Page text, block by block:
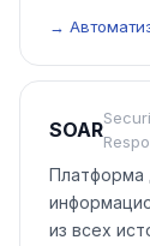
→
SOAR
Платформа
из всех